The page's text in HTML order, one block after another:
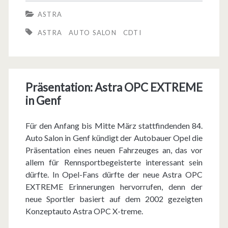
d
n
e
u
e
n
ASTRA
ASTRA AUTO SALON CDTI
Präsentation: Astra OPC EXTREME
in Genf
Für den Anfang bis Mitte März stattfindenden 84.
Auto Salon in Genf kündigt der Autobauer Opel die
Präsentation eines neuen Fahrzeuges an, das vor
allem für Rennsportbegeisterte interessant sein
dürfte. In Opel-Fans dürfte der neue Astra OPC
EXTREME Erinnerungen hervorrufen, denn der
neue Sportler basiert auf dem 2002 gezeigten
Konzeptauto Astra OPC X-treme.